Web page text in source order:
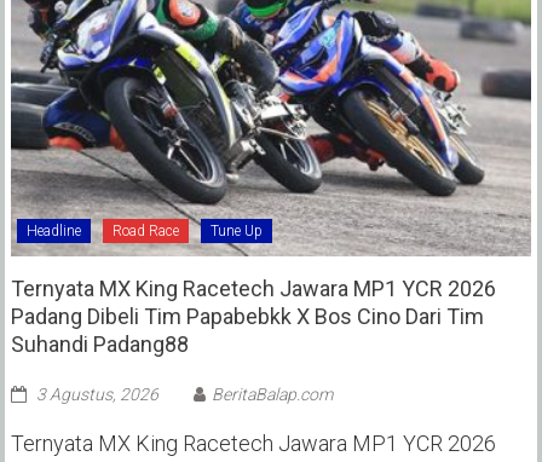
Headline Road Race Tune Up
Ternyata MX King Racetech Jawara MP1 YCR 2026
Padang Dibeli Tim Papabebkk X Bos Cino Dari Tim
Suhandi Padang88
3 Agustus, 2026 BeritaBalap.com
Ternyata MX King Racetech Jawara MP1 YCR 2026